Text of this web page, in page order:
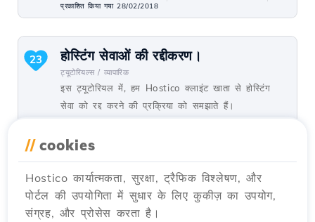
प्रकाशित किया गया 28/02/2018
होस्टिंग सेवाओं की रद्दीकरण।
ट्यूटोरियल्स / व्यापारिक
इस ट्यूटोरियल में, हम Hostico क्लाइंट खाता से होस्टिंग
सेवा को रद्द करने की प्रक्रिया को समझाते हैं।
23
प्रकाशित किया गया 04/06/2018
Webuzo में SSH सेटिंग्स
ट्यूटोरियल्स / Webuzo
20
// cookies
Hostico कार्यात्मकता, सुरक्षा, ट्रैफिक विश्लेषण, और
पोर्टल की उपयोगिता में सुधार के लिए कुकीज़ का उपयोग,
संग्रह, और प्रोसेस करता है।